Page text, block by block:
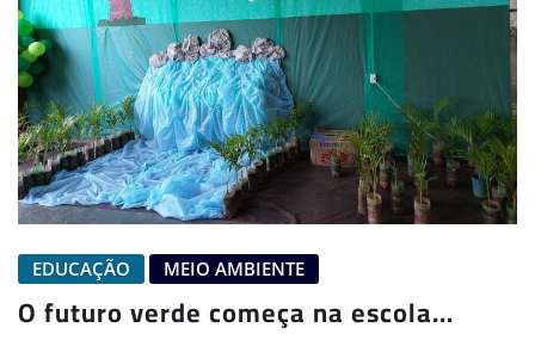
EDUCAÇÃO MEIO AMBIENTE
O futuro verde começa na escola…